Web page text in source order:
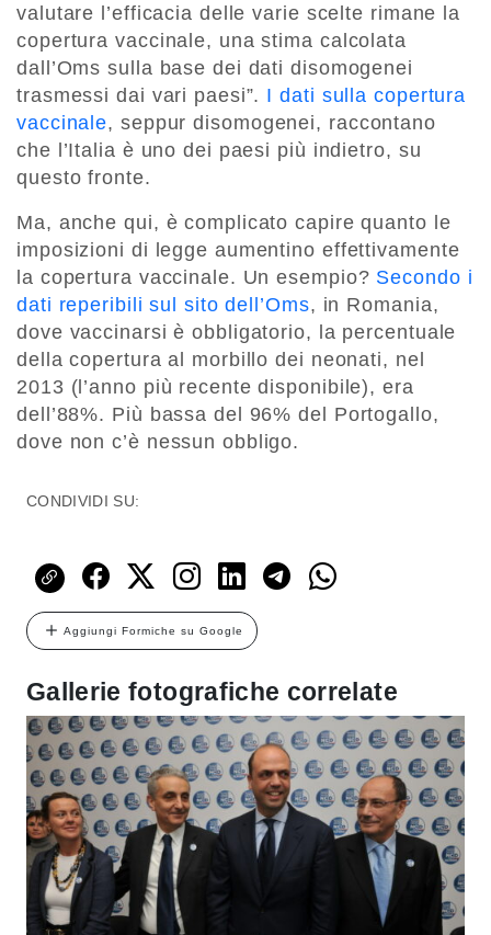
valutare l’efficacia delle varie scelte rimane la
copertura vaccinale, una stima calcolata
dall’Oms sulla base dei dati disomogenei
trasmessi dai vari paesi”. I dati sulla copertura
vaccinale, seppur disomogenei, raccontano
che l’Italia è uno dei paesi più indietro, su
questo fronte.
Ma, anche qui, è complicato capire quanto le
imposizioni di legge aumentino effettivamente
la copertura vaccinale. Un esempio? Secondo i
dati reperibili sul sito dell’Oms, in Romania,
dove vaccinarsi è obbligatorio, la percentuale
della copertura al morbillo dei neonati, nel
2013 (l’anno più recente disponibile), era
dell’88%. Più bassa del 96% del Portogallo,
dove non c’è nessun obbligo.
CONDIVIDI SU:
Aggiungi Formiche su Google
Gallerie fotografiche correlate